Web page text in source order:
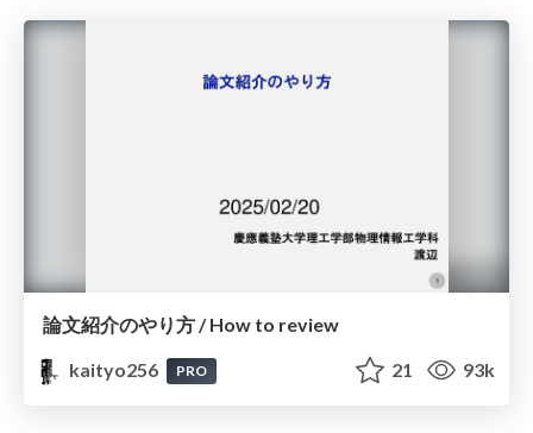
論文紹介のやり方 / How to review
kaityo256
PRO 21 93k